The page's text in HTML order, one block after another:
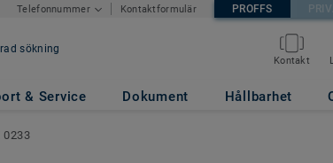
Telefonnummer Kontaktformulär PROFFS
sökning
Kontakt
& Service Dokument Hållbarhet
0233